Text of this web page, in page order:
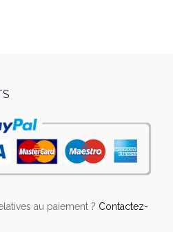
au paiement ? Contactez-